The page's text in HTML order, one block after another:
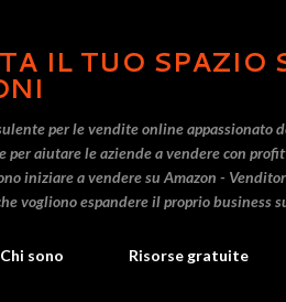
IL TUO SPAZIO
per le vendite online appassionato
per aiutare le aziende a vendere con
iniziare a vendere su Amazon -
vogliono espandere il proprio business
Chi sono Risorse gratuite